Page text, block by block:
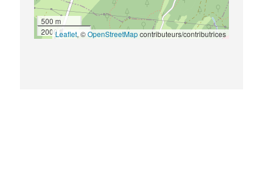
500 m
2000 ftLeaflet, ©OpenStreetMapcontributeurs/contributrices